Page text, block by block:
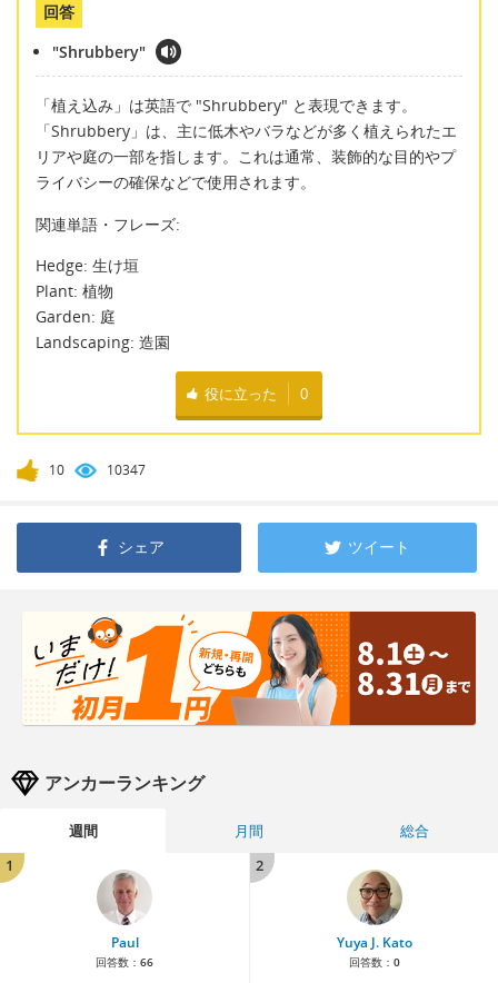
回答
"Shrubbery"
「植え込み」は英語で "Shrubbery" と表現できます。
「Shrubbery」は、主に低木やバラなどが多く植えられたエ
リアや庭の一部を指します。これは通常、装飾的な目的やプ
ライバシーの確保などで使用されます。
関連単語・フレーズ:
Hedge: 生け垣
Plant: 植物
Garden: 庭
Landscaping: 造園
役に立った 0
10 10347
シェア ツイート
アンカーランキング
週間 月間
総合
1
Paul
回答数： 66
2
Yuya J. Kato
回答数： 0